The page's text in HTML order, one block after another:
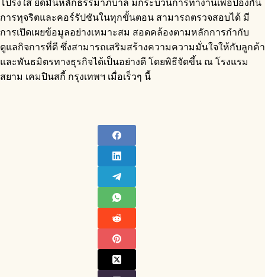
โปร่งใส ยึดมั่นหลักธรรมาภิบาล มีกระบวนการทำงานเพื่อป้องกัน
การทุจริตและคอร์รัปชันในทุกขั้นตอน สามารถตรวจสอบได้ มี
การเปิดเผยข้อมูลอย่างเหมาะสม สอดคล้องตามหลักการกำกับ
ดูแลกิจการที่ดี ซึ่งสามารถเสริมสร้างความความมั่นใจให้กับลูกค้า
และพันธมิตรทางธุรกิจได้เป็นอย่างดี โดยพิธีจัดขึ้น ณ โรงแรม
สยาม เคมปินสกี้ กรุงเทพฯ เมื่อเร็วๆ นี้